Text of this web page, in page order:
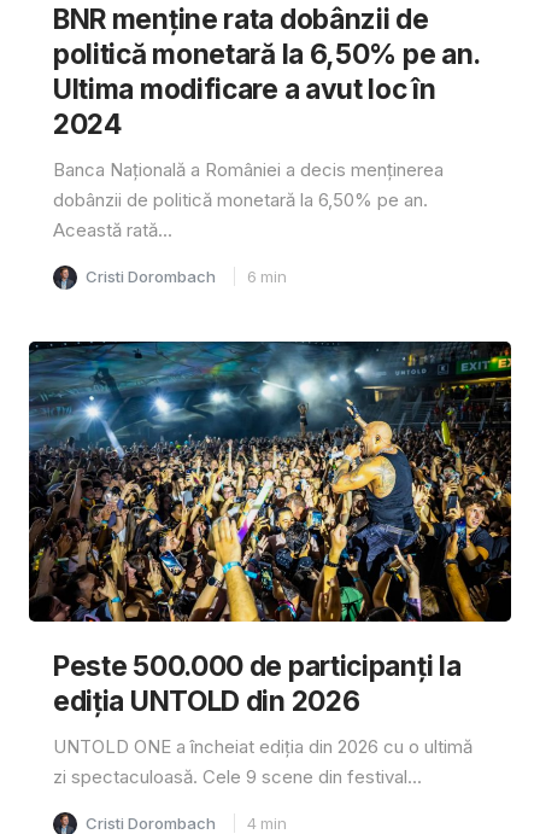
BNR menține rata dobânzii de
politică monetară la 6,50% pe an.
Ultima modificare a avut loc în
2024
Banca Națională a României a decis menținerea
dobânzii de politică monetară la 6,50% pe an.
Această rată...
Cristi Dorombach 6 min
Peste 500.000 de participanți la
ediția UNTOLD din 2026
UNTOLD ONE a încheiat ediția din 2026 cu o ultimă
zi spectaculoasă. Cele 9 scene din festival...
Cristi Dorombach 4 min